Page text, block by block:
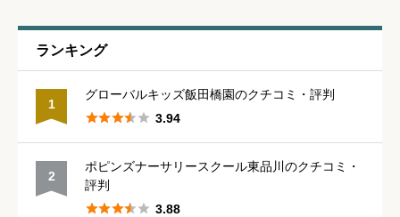
星の数をお選びください 
星の数をお選びください
ランキング
1
グローバルキッズ飯田橋園のクチコミ・評判
 3.94
2
ポピンズナーサリースクール東品川のクチコミ・
評判
 3.88